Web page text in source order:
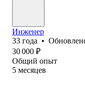
Инженер
33 года •
30 000 ₽
Общий опыт
5 месяцев